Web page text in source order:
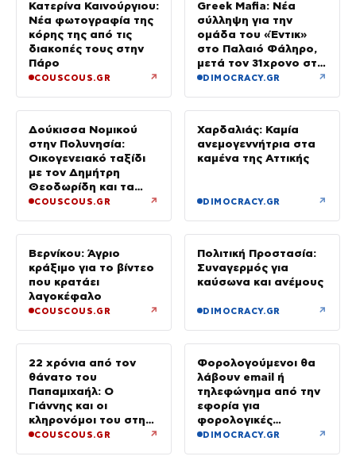
Κατερίνα Καινούργιου:
Νέα φωτογραφία της
κόρης της από τις
διακοπές τους στην
Πάρο
COUSCOUS.GR ↗
Greek Mafia: Νέα
σύλληψη για την
ομάδα του «Έντικ»
στο Παλαιό Φάληρο,
μετά τον 31χρονο στη
Γερμανία
DIMOCRACY.GR ↗
Δούκισσα Νομικού
στην Πολυνησία:
Οικογενειακό ταξίδι
με τον Δημήτρη
Θεοδωρίδη και τα
παιδιά τους
COUSCOUS.GR ↗
Χαρδαλιάς: Καμία
ανεμογεννήτρια στα
καμένα της Αττικής
DIMOCRACY.GR ↗
Βερνίκου: Άγριο
κράξιμο για το βίντεο
που κρατάει
λαγοκέφαλο
COUSCOUS.GR ↗
Πολιτική Προστασία:
Συναγερμός για
καύσωνα και ανέμους
DIMOCRACY.GR ↗
22 χρόνια από τον
θάνατο του
Παπαμιχαήλ: Ο
Γιάννης και οι
κληρονόμοι του στη
διαθήκη
COUSCOUS.GR ↗
Φορολογούμενοι θα
λάβουν email ή
τηλεφώνημα από την
εφορία για
φορολογικές
εκκρεμότητες
DIMOCRACY.GR ↗